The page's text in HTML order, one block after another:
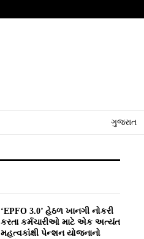
ગુજરાત
‘EPFO 3.0’ હેઠળ ખાનગી નોકરી
કરતા કર્મચારીઓ માટે એક અત્યંત
મહત્વકાંક્ષી પેન્શન યોજનાનો